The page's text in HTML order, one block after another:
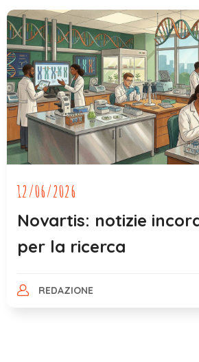
12/06/2026
Novartis: notizie
per la ricerca
REDAZIONE